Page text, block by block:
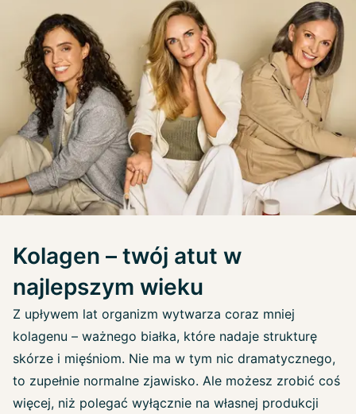
Kolagen – twój atut w
najlepszym wieku
Z upływem lat organizm wytwarza coraz mniej
kolagenu – ważnego białka, które nadaje strukturę
skórze i mięśniom. Nie ma w tym nic dramatycznego,
to zupełnie normalne zjawisko. Ale możesz zrobić coś
więcej, niż polegać wyłącznie na własnej produkcji